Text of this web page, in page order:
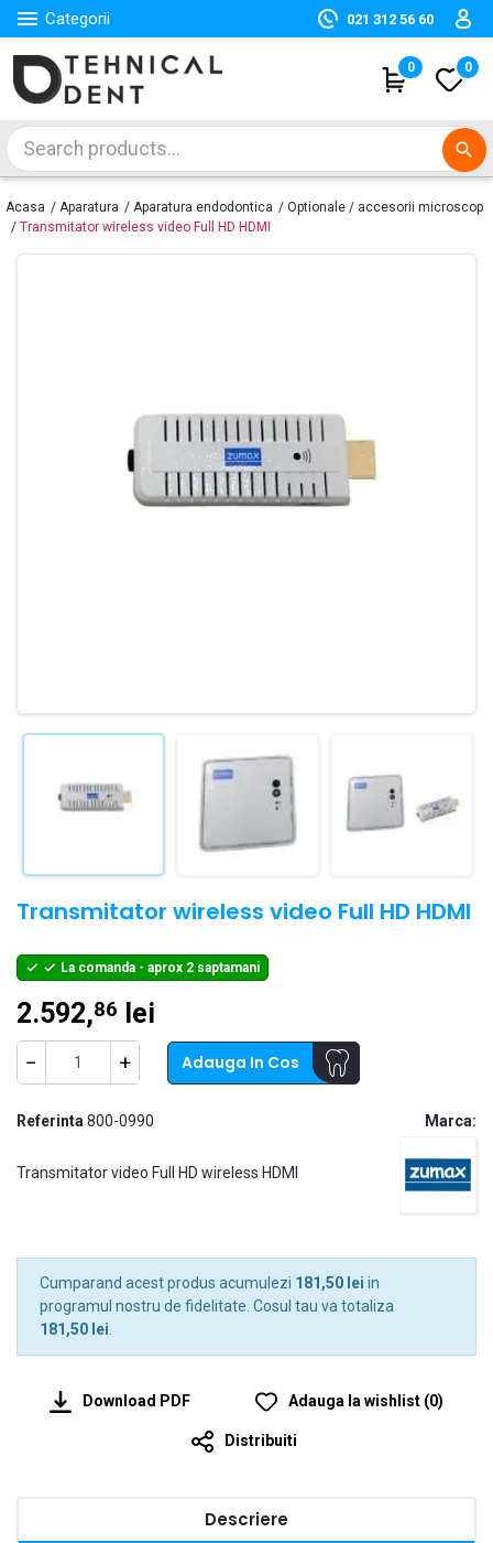
 Categorii 021 312 56 60
0 0
search
Acasa Aparatura Aparatura endodontica
Optionale / accesorii microscop
Transmitator wireless video Full HD HDMI
Transmitator wireless video Full HD HDMI
  La comanda - aprox 2 saptamani
2.592,86 lei
− + Adauga In Cos
Marca:
Referinta 800-0990
Transmitator video Full HD wireless HDMI
Cumparand acest produs acumulezi 181,50 lei in
programul nostru de fidelitate. Cosul tau va totaliza
181,50 lei
Download PDF Adauga la wishlist (0)
Distribuiti
Descriere